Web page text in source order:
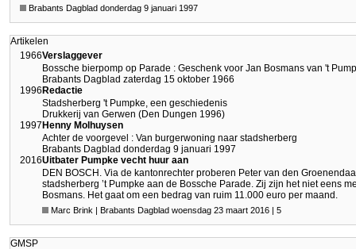
Brabants Dagblad donderdag 9 januari 1997
Artikelen
1966Verslaggever
Bossche bierpomp op Parade : Geschenk voor Jan Bosmans van 't
Brabants Dagblad zaterdag 15 oktober 1966
1996Redactie
Stadsherberg 't Pumpke, een geschiedenis
Drukkerij van Gerwen (Den Dungen 1996)
1997Henny Molhuysen
Achter de voorgevel : Van burgerwoning naar stadsherberg
Brabants Dagblad donderdag 9 januari 1997
2016Uitbater Pumpke vecht huur aan
DEN BOSCH. Via de kantonrechter proberen Peter van den
stadsherberg ’t Pumpke aan de Bossche Parade. Zij zijn het niet eens
Bosmans. Het gaat om een bedrag van ruim 11.000 euro per maand.
Marc Brink | Brabants Dagblad woensdag 23 maart 2016 | 5
GMSP